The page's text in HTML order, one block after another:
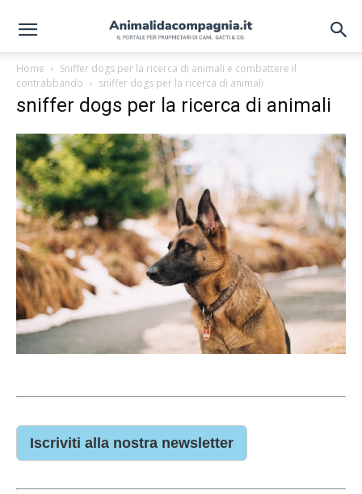
Home
Sniffer dogs per la ricerca di animali e combattere il
contrabbando
sniffer dogs per la ricerca di animali
sniffer dogs per la ricerca di animali
Iscriviti alla nostra newsletter